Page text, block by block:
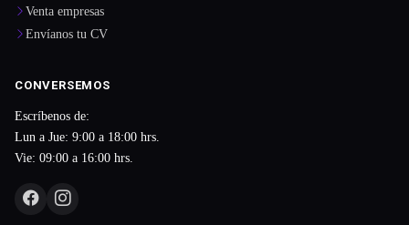
Venta empresas
Envíanos tu CV
CONVERSEMOS
Escríbenos de:
Lun a Jue: 9:00 a 18:00 hrs.
Vie: 09:00 a 16:00 hrs.